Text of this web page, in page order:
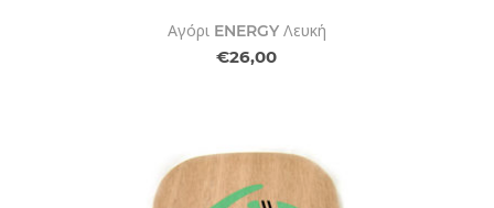
Αγόρι ENERGY Λευκή
€26,00